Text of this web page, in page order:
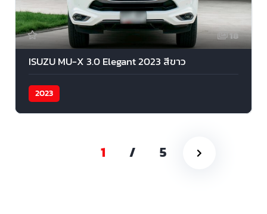
18
ISUZU MU-X 3.0 Elegant 2023 สีขาว
2023
1 / 5